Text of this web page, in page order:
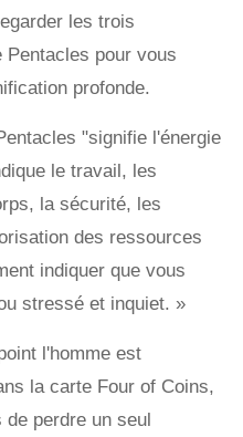
les trois
pour vous
profonde.
"signifie l'énergie
le travail, les
la sécurité, les
des ressources
indiquer que vous
stressé et inquiet. »
l'homme est
la carte Four of Coins,
perdre un seul